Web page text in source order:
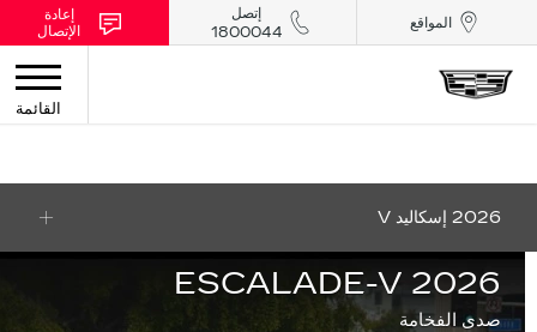
المواقع
إتصل
1800044
إعادة
الإتصال
القائمة
2026 إسكاليد V
2026 ESCALADE-V
صدى الفخامة